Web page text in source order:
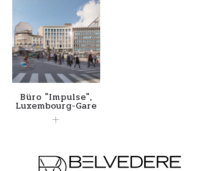
Büro "Impulse",
Luxembourg-Gare